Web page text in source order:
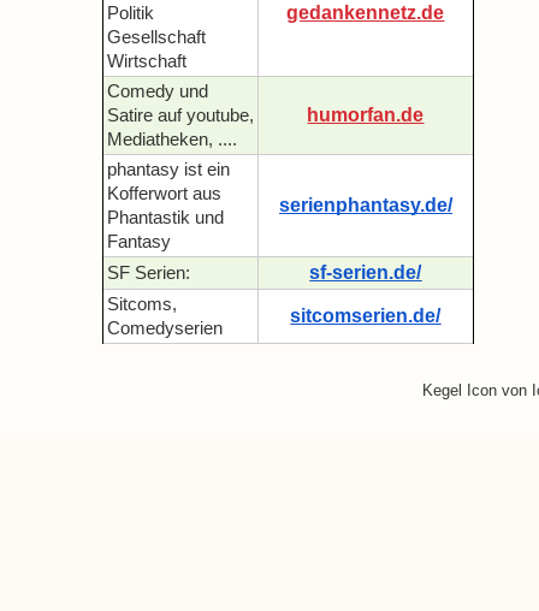
Politik
Gesellschaft
Wirtschaft
gedankennetz.de
Comedy und
Satire auf youtube,
Mediatheken, ....
humorfan.de
phantasy ist ein
Kofferwort aus
Phantastik und
Fantasy
serienphantasy.de/
SF Serien: sf-serien.de/
Sitcoms,
Comedyserien
sitcomserien.de/
Kegel Icon von